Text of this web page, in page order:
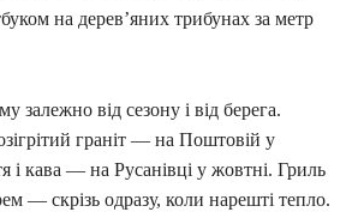
на дерев’яних трибунах за метр
залежно від сезону і від берега.
граніт — на Поштовій у
і кава — на Русанівці у жовтні. Гриль
— скрізь одразу, коли нарешті тепло.